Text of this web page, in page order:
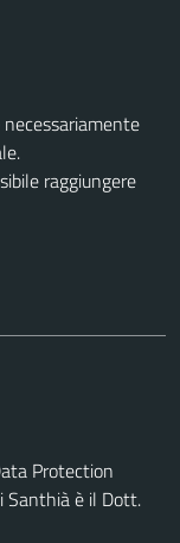
raggiungere
Protection
Santhià è il Dott.